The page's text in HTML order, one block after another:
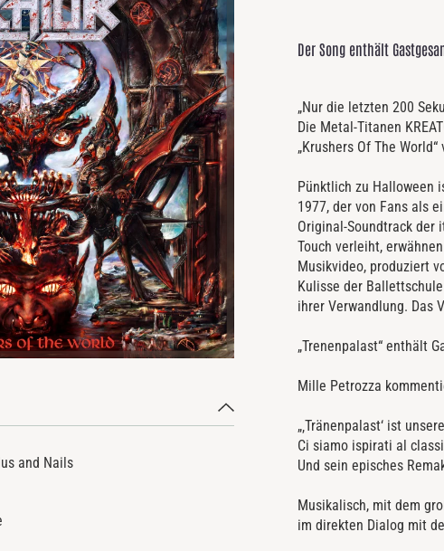
Der Song enthält
„Nur die letzten 200
Die Metal-Titanen
„Krushers Of The
Pünktlich zu Halloween
1977, der von Fans als
Original-Soundtrack der
Touch verleiht,
Musikvideo, produziert
Kulisse der
ihrer Verwandlung. Das
„Trenenpalast“ enthält
Mille Petrozza
„‚Tränenpalast‘ ist
Ci siamo ispirati al
Und sein episches
Musikalisch, mit dem
im direkten Dialog mit
and Nails